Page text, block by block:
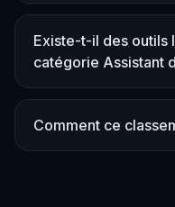
Existe-t-il des outils
catégorie Assistant
Comment ce